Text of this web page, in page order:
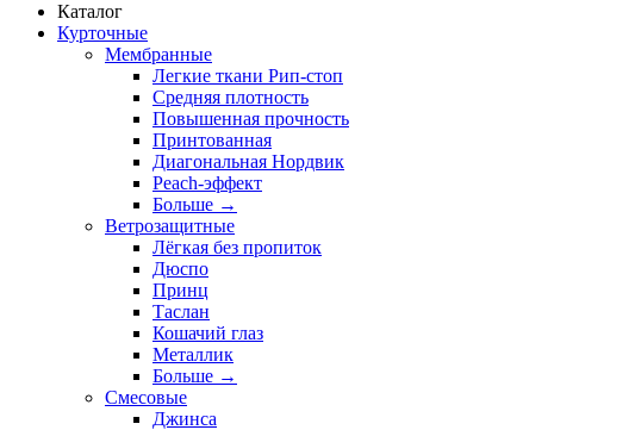
Каталог
Курточные
Мембранные
Легкие ткани Рип-стоп
Средняя плотность
Повышенная прочность
Принтованная
Диагональная Нордвик
Peach-эффект
Больше →
Ветрозащитные
Лёгкая без пропиток
Дюспо
Принц
Таслан
Кошачий глаз
Металлик
Больше →
Смесовые
Джинса